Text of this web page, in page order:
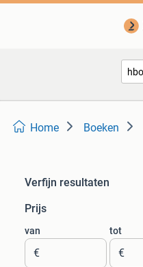
Home Boeken
Verfijn resultaten
Prijs
van
€
tot
€